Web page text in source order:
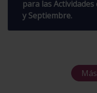
para las
y Septiembre.